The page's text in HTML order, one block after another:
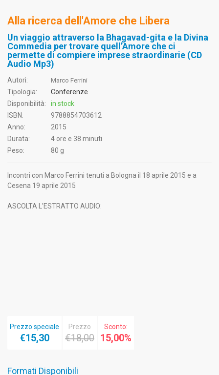
Alla ricerca dell'Amore che Libera
Un viaggio attraverso la Bhagavad-gita e la Divina
Commedia per trovare quell’Amore che ci
permette di compiere imprese straordinarie (CD
Audio Mp3)
Autori: Marco Ferrini
Tipologia:
Conferenze
Disponibilità:
in stock
ISBN:
9788854703612
Anno:
2015
Durata:
4 ore e 38 minuti
Peso:
80 g
Incontri con Marco Ferrini tenuti a Bologna il 18 aprile 2015 e a
Cesena 19 aprile 2015
ASCOLTA L'ESTRATTO AUDIO:
Prezzo speciale
€15,30
Prezzo
€18,00
Sconto:
15,00%
Formati Disponibili